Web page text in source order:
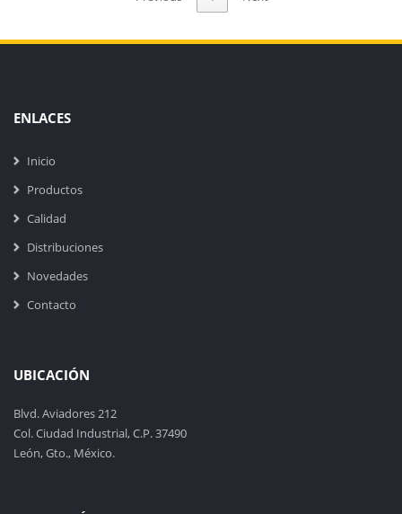
ENLACES
Inicio
Productos
Calidad
Distribuciones
Novedades
Contacto
UBICACIÓN
Blvd. Aviadores 212
Col. Ciudad Industrial, C.P. 37490
León, Gto., México.